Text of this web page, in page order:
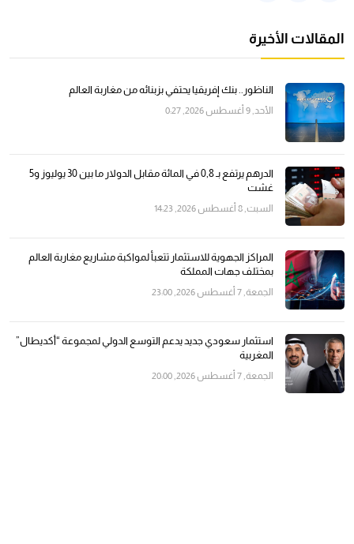
المقالات الأخيرة
الناظور.. بنك إفريقيا يحتفي بزبنائه من مغاربة العالم
الأحد, 9 أغسطس 2026, 0:27
الدرهم يرتفع بـ 0,8 في المائة مقابل الدولار ما بين 30 يوليوز و5
غشت
السبت, 8 أغسطس 2026, 14:23
المراكز الجهوية للاستثمار تتعبأ لمواكبة مشاريع مغاربة العالم
بمختلف جهات المملكة
الجمعة, 7 أغسطس 2026, 23:00
استثمار سعودي جديد يدعم التوسع الدولي لمجموعة “أكديطال”
المغربية
الجمعة, 7 أغسطس 2026, 20:00